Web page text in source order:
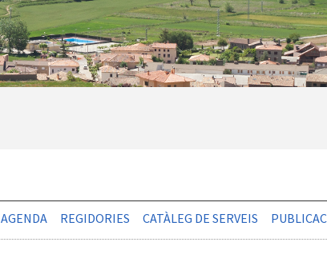
AGENDA REGIDORIES CATÀLEG DE SERVEIS